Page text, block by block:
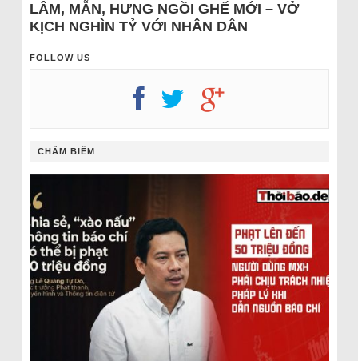
LÂM, MẪN, HƯNG NGỒI GHẾ MỚI – VỞ
KỊCH NGHÌN TỶ VỚI NHÂN DÂN
FOLLOW US
CHÂM BIẾM